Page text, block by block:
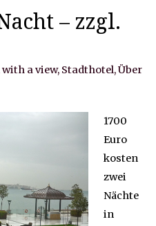
– zzgl.
a view, Stadthotel,Über
1700
Euro
kosten
zwei
Nächte
in